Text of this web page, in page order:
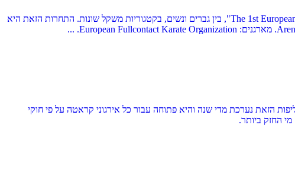
בתאריכים 18-19.01 שנת 2020 באנטוורפן (בלגיה), התקיימה אליפות אירופה ה-1 בקראטה מגע מלא - "The 1st European Fullcontact Karate Championship", בין גברים ונשים, בקטגוריות משקל שונות. התחרות הזאת היא
בעיר אריאל, באולם ספורט "מרכז העיר", התקיימה האליפות הפתוחה של ישראל בקראטה שינקיוקושינקאי 2019. האליפות הזאת נערכת מדי שנה והיא פתוחה עבור כל אירגוני קראטה על פי חוקי